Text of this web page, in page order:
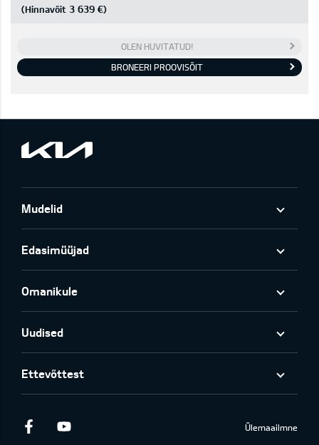
(Hinnavõit 3 639 €)
OLEN HUVITATUD!
BRONEERI PROOVISÕIT
Mudelid
Edasimüüjad
Omanikule
Uudised
Ettevõttest
Facebook Ülemaailmne